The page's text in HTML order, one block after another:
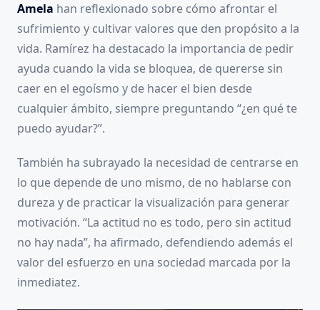
Amela han reflexionado sobre cómo afrontar el
sufrimiento y cultivar valores que den propósito a la
vida. Ramírez ha destacado la importancia de pedir
ayuda cuando la vida se bloquea, de quererse sin
caer en el egoísmo y de hacer el bien desde
cualquier ámbito, siempre preguntando “¿en qué te
puedo ayudar?”.
También ha subrayado la necesidad de centrarse en
lo que depende de uno mismo, de no hablarse con
dureza y de practicar la visualización para generar
motivación. “La actitud no es todo, pero sin actitud
no hay nada”, ha afirmado, defendiendo además el
valor del esfuerzo en una sociedad marcada por la
inmediatez.